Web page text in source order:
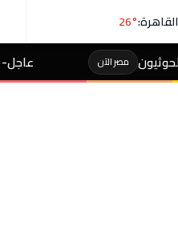
القاهرة:26°
عاجل- طالبة صاحبة مجموع 4% بالثانوية تفجر مفاجأة بعد التظلم